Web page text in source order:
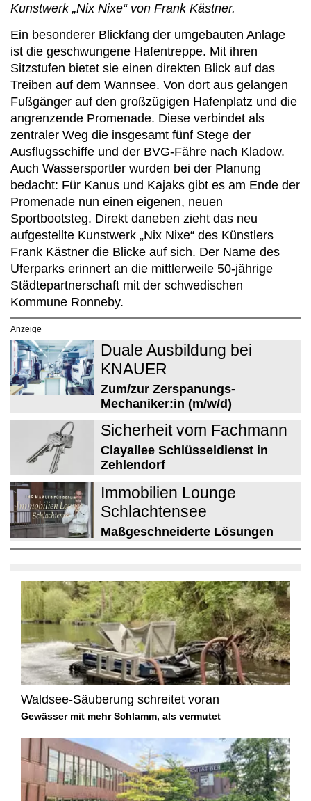
Kunstwerk „Nix Nixe“ von Frank Kästner.
Ein besonderer Blickfang der umgebauten Anlage
ist die geschwungene Hafentreppe. Mit ihren
Sitzstufen bietet sie einen direkten Blick auf das
Treiben auf dem Wannsee. Von dort aus gelangen
Fußgänger auf den großzügigen Hafenplatz und die
angrenzende Promenade. Diese verbindet als
zentraler Weg die insgesamt fünf Stege der
Ausflugsschiffe und der BVG-Fähre nach Kladow.
Auch Wassersportler wurden bei der Planung
bedacht: Für Kanus und Kajaks gibt es am Ende der
Promenade nun einen eigenen, neuen
Sportbootsteg. Direkt daneben zieht das neu
aufgestellte Kunstwerk „Nix Nixe“ des Künstlers
Frank Kästner die Blicke auf sich. Der Name des
Uferparks erinnert an die mittlerweile 50-jährige
Städtepartnerschaft mit der schwedischen
Kommune Ronneby.
Anzeige
Duale Ausbildung bei
KNAUER
Zum/zur Zerspanungs-
Mechaniker:in (m/w/d)
Sicherheit vom Fachmann
Clayallee Schlüsseldienst in
Zehlendorf
Immobilien Lounge
Schlachtensee
Maßgeschneiderte Lösungen
Waldsee-Säuberung schreitet voran
Gewässer mit mehr Schlamm, als vermutet